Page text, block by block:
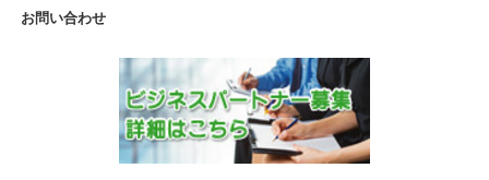
お問い合わせ